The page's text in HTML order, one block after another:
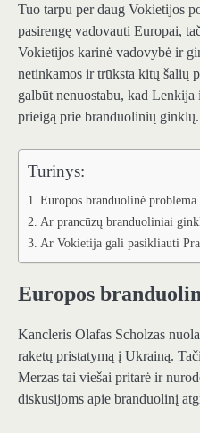
Tuo tarpu per daug Vokietijos
pasirengę vadovauti Europai,
Vokietijos karinė vadovybė ir
netinkamos ir trūksta kitų šalių
galbūt nenuostabu, kad
prieigą prie branduolinių ginklų.
Turinys:
Europos branduolinė problema
Ar prancūzų branduoliniai
Ar Vokietija gali pasikliauti
Europos
Kancleris Olafas Scholzas
raketų pristatymą į Ukrainą.
Merzas tai viešai pritarė ir
diskusijoms apie branduolinį